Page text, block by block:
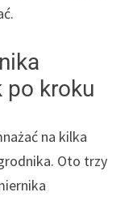
po kroku
na kilka
Oto trzy